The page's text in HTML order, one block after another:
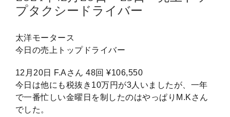
プタクシードライバー
太洋モータース
今日の売上トップドライバー
12月20日 F.Aさん 48回 ¥106,550
今日は他にも税抜き10万円が3人いましたが、一年
で一番忙しい金曜日を制したのはやっぱりM.Kさん
でした。